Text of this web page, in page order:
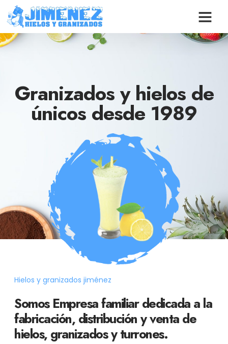
Granizados y hielos de
únicos desde 1989
Hielos y granizados jiménez
Somos Empresa familiar dedicada a la
fabricación, distribución y venta de
hielos, granizados y turrones.